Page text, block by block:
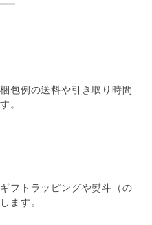
包例の送料や引き取り時間
。
フトラッピングや熨斗（の
ます。